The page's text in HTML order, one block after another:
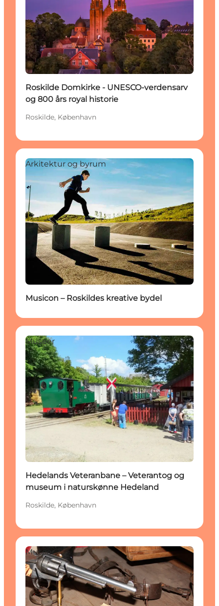
Roskilde Domkirke - UNESCO-verdensarv
og 800 års royal historie
Roskilde, København
Arkitektur og byrum
Musicon – Roskildes kreative bydel
Museer
Hedelands Veteranbane – Veterantog og
museum i naturskønne Hedeland
Roskilde, København
Museer